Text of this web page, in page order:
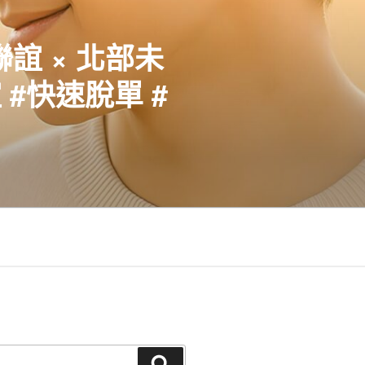
誼 × 北部未
快速脫單 #